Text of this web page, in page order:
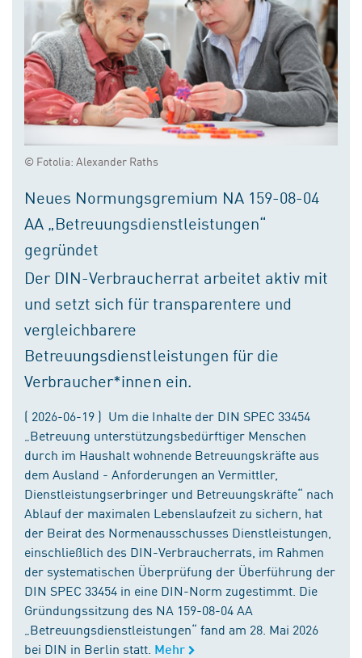
© Fotolia: Alexander Raths
Neues Normungsgremium NA 159-08-04
AA „Betreuungsdienstleistungen“
gegründet
Der DIN-Verbraucherrat arbeitet aktiv mit
und setzt sich für transparentere und
vergleichbarere
Betreuungsdienstleistungen für die
Verbraucher*innen ein.
( 2026-06-19 ) Um die Inhalte der DIN SPEC 33454
„Betreuung unterstützungsbedürftiger Menschen
durch im Haushalt wohnende Betreuungskräfte aus
dem Ausland - Anforderungen an Vermittler,
Dienstleistungserbringer und Betreuungskräfte“ nach
Ablauf der maximalen Lebenslaufzeit zu sichern, hat
der Beirat des Normenausschusses Dienstleistungen,
einschließlich des DIN-Verbraucherrats, im Rahmen
der systematischen Überprüfung der Überführung der
DIN SPEC 33454 in eine DIN-Norm zugestimmt. Die
Gründungssitzung des NA 159-08-04 AA
„Betreuungsdienstleistungen“ fand am 28. Mai 2026
bei DIN in Berlin statt. Mehr